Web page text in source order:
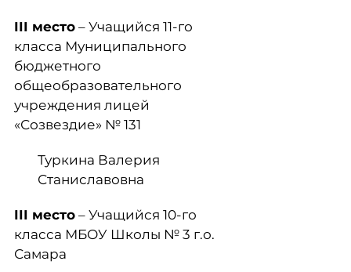
III место – Учащийся 11-го
класса Муниципального
бюджетного
общеобразовательного
учреждения лицей
«Созвездие» № 131
Туркина Валерия
Станиславовна
III место – Учащийся 10-го
класса МБОУ Школы № 3 г.о.
Самара